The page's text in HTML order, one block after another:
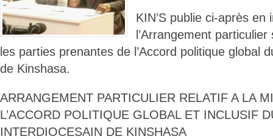
KIN’S publie ci-après
l’Arrangement
les parties prenantes de l’Accord politique global
de Kinshasa.
ARRANGEMENT PARTICULIER RELATIF A LA
L’ACCORD POLITIQUE GLOBAL ET INCLUSIF
INTERDIOCESAIN DE KINSHASA